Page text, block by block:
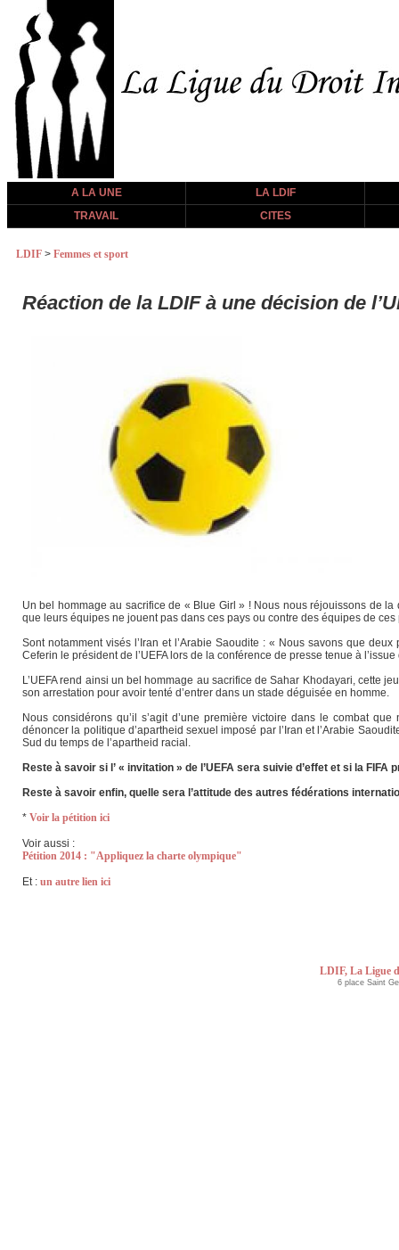
A LA UNE
LA LDIF
TRAVAIL
CITES
LDIF > Femmes et sport
Réaction de la LDIF à une décision de
Un bel hommage au sacrifice de « Blue Girl » ! Nous nous réjouissons de
que leurs équipes ne jouent pas dans ces pays ou contre des équipes de
Sont notamment visés l’Iran et l’Arabie Saoudite : « Nous savons que
Ceferin le président de l’UEFA lors de la conférence de presse tenue à
L’UEFA rend ainsi un bel hommage au sacrifice de Sahar Khodayari, cette
son arrestation pour avoir tenté d’entrer dans un stade déguisée en homme.
Nous considérons qu’il s’agit d’une première victoire dans le combat
dénoncer la politique d’apartheid sexuel imposé par l’Iran et l’Arabie
Sud du temps de l’apartheid racial.
Reste à savoir si l’ « invitation » de l’UEFA sera suivie d’effet et si la FIFA
Reste à savoir enfin, quelle sera l’attitude des autres fédérations
* Voir la pétition ici
Voir aussi :
Pétition 2014 : "Appliquez la charte olympique"
Et : un autre lien ici
LDIF, La Ligue
6 place Saint